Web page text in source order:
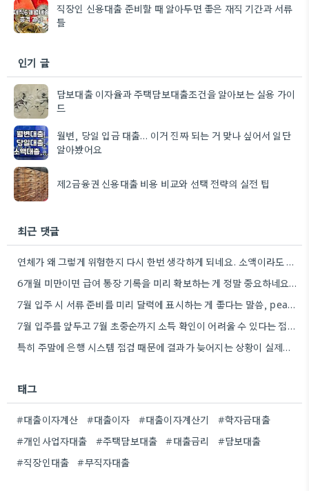
직장인 신용대출 준비할 때 알아두면 좋은 재직 기간과 서류
들
인기 글
담보대출 이자율과 주택담보대출조건을 알아보는 실용 가이
드
월변, 당일 입금 대출… 이거 진짜 되는 거 맞나 싶어서 일단
알아봤어요
제2금융권 신용대출 비용 비교와 선택 전략의 실전 팁
최근 댓글
연체가 왜 그렇게 위험한지 다시 한번 생각하게 되네요. 소액이라도 꾸준히 갚는 게 중요할 것 같아요.
6개월 미만이면 급여 통장 기록을 미리 확보하는 게 정말 중요하네요. 꼼꼼하게 준비해야 더 많은 금융…
7월 입주 시 서류 준비를 미리 달력에 표시하는 게 좋다는 말씀, реально 꼼꼼하게 준비해야겠네요.
7월 입주를 앞두고 7월 초중순까지 소득 확인이 어려울 수 있다는 점이 특히 기억에 남네요. 미리…
특히 주말에 은행 시스템 점검 때문에 결과가 늦어지는 상황이 실제로 자주 발생하네요. 혹시 이런 경우,…
태그
#대출이자계산 #대출이자 #대출이자계산기
#학자금대출
#개인사업자대출
#주택담보대출 #대출금리
#담보대출
#직장인대출
#무직자대출